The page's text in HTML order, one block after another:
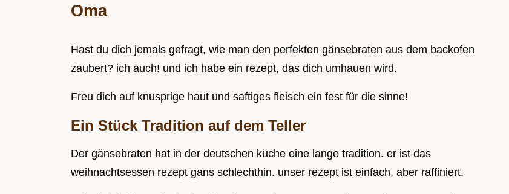
Oma
Hast du dich jemals gefragt, wie man den perfekten gänsebraten aus dem backofen
zaubert? ich auch! und ich habe ein rezept, das dich umhauen wird.
Freu dich auf knusprige haut und saftiges fleisch ein fest für die sinne!
Ein Stück Tradition auf dem Teller
Der gänsebraten hat in der deutschen küche eine lange tradition. er ist das
weihnachtsessen rezept gans schlechthin. unser rezept ist einfach, aber raffiniert.